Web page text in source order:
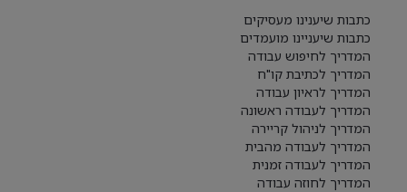
כתבות שיענינו מעסיקים
כתבות שיעניינו מועמדים
המדריך לחיפוש עבודה
המדריך לכתיבת קו"ח
המדריך לראיון עבודה
המדריך לעבודה ראשונה
המדריך לניהול קריירה
המדריך לעבודה מהבית
המדריך לעבודה זמנית
המדריך לחוזה עבודה